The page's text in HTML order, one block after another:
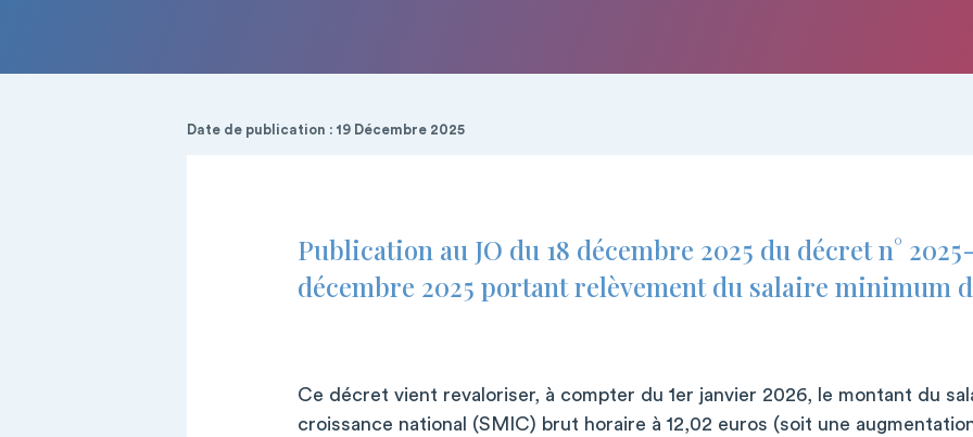
Date de publication : 19 Décembre 2025
Publication au JO du 18 décembre 2025 du décret n°
décembre 2025 portant relèvement du salaire minimum
Ce décret vient revaloriser, à compter du 1er janvier 2026, le montant du
croissance national (SMIC) brut horaire à 12,02 euros (soit une